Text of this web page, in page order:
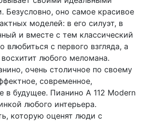
Безусловно, оно самое красивое
моделей: в его силуэт, в
и вместе с тем классический
влюбиться с первого взгляда, а
восхитит любого меломана.
очень столичное по своему
современное,
в будущее. Пианино A 112 Modern
любого интерьера.
которую оценят люди с